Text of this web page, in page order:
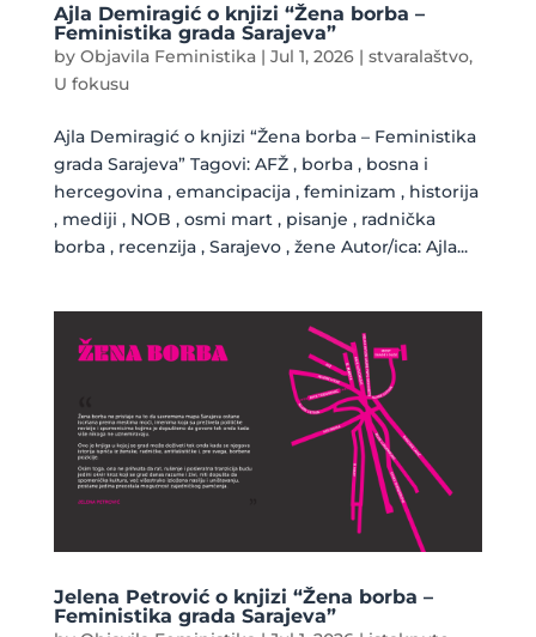
Ajla Demiragić o knjizi “Žena borba –
Feministika grada Sarajeva”
by Objavila Feministika| Jul 1, 2026| stvaralaštvo,
U fokusu
Ajla Demiragić o knjizi “Žena borba – Feministika
grada Sarajeva” Tagovi: AFŽ , borba , bosna i
hercegovina , emancipacija , feminizam , historija
, mediji , NOB , osmi mart , pisanje , radnička
borba , recenzija , Sarajevo , žene Autor/ica: Ajla...
Jelena Petrović o knjizi “Žena borba –
Feministika grada Sarajeva”